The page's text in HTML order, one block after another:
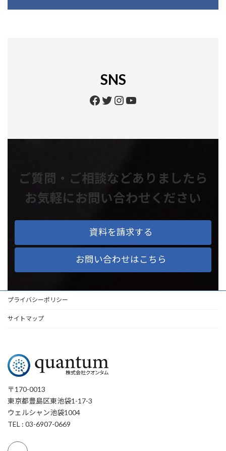
SNS
Facebook
Twitter
Instagram
YouTube
ご質問・ご相談などありましたら
お気軽にお問い合わせください
資料を請求する
お問い合わせはこちら
プライバシーポリシー
サイトマップ
〒170-0013
東京都豊島区東池袋1-17-3
ウェルシャン池袋1004
TEL : 03-6907-0669